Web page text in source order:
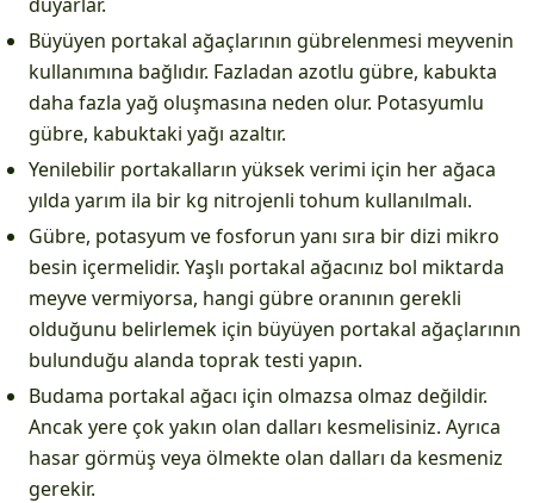
Büyüyen portakal ağaçlarının gübrelenmesi meyvenin
kullanımına bağlıdır. Fazladan azotlu gübre, kabukta
daha fazla yağ oluşmasına neden olur. Potasyumlu
gübre, kabuktaki yağı azaltır.
Yenilebilir portakalların yüksek verimi için her ağaca
yılda yarım ila bir kg nitrojenli tohum kullanılmalı.
Gübre, potasyum ve fosforun yanı sıra bir dizi mikro
besin içermelidir. Yaşlı portakal ağacınız bol miktarda
meyve vermiyorsa, hangi gübre oranının gerekli
olduğunu belirlemek için büyüyen portakal ağaçlarının
bulunduğu alanda toprak testi yapın.
Budama portakal ağacı için olmazsa olmaz değildir.
Ancak yere çok yakın olan dalları kesmelisiniz. Ayrıca
hasar görmüş veya ölmekte olan dalları da kesmeniz
gerekir.